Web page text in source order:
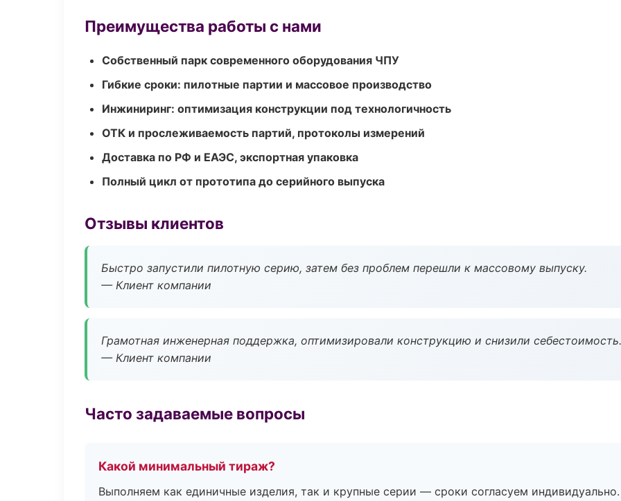
Преимущества работы с нами
Собственный парк современного оборудования ЧПУ
Гибкие сроки: пилотные партии и массовое производство
Инжиниринг: оптимизация конструкции под технологичность
ОТК и прослеживаемость партий, протоколы измерений
Доставка по РФ и ЕАЭС, экспортная упаковка
Полный цикл от прототипа до серийного выпуска
Отзывы клиентов
Быстро запустили пилотную серию, затем без проблем перешли к массовому выпуску.
— Клиент компании
Грамотная инженерная поддержка, оптимизировали конструкцию и снизили себестоимость.
— Клиент компании
Часто задаваемые вопросы
Какой минимальный тираж?
Выполняем как единичные изделия, так и крупные серии — сроки согласуем индивидуально.